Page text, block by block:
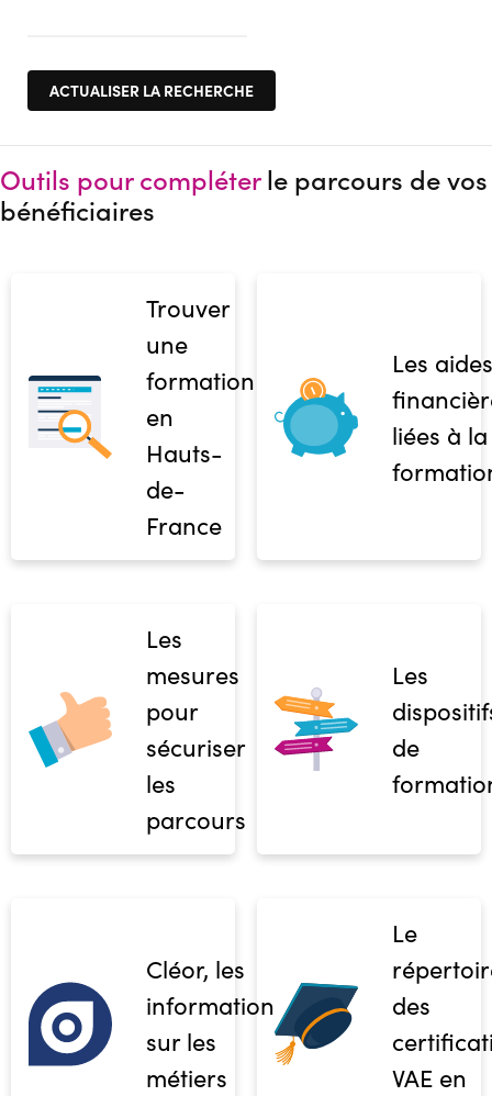
Outils pour compléterle parcours de vos
bénéficiaires
Trouver
une
formation
en
Hauts-
de-
France
Les aides
liées à la
Les
mesures
pour
sécuriser
les
parcours
Les
de
Cléor, les
informations
sur les
métiers
Le
des
VAE en